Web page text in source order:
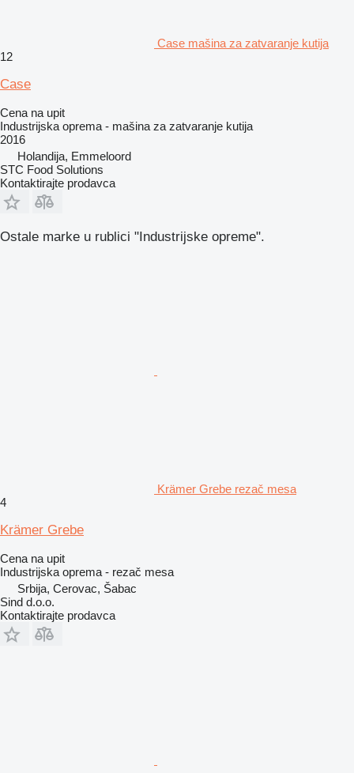
Case mašina za zatvaranje kutija
12
Case
Cena na upit
Industrijska oprema - mašina za zatvaranje kutija
2016
Holandija, Emmeloord
STC Food Solutions
Kontaktirajte prodavca
Ostale marke u rublici "Industrijske opreme".
Krämer Grebe rezač mesa
4
Krämer Grebe
Cena na upit
Industrijska oprema - rezač mesa
Srbija, Cerovac, Šabac
Sind d.o.o.
Kontaktirajte prodavca